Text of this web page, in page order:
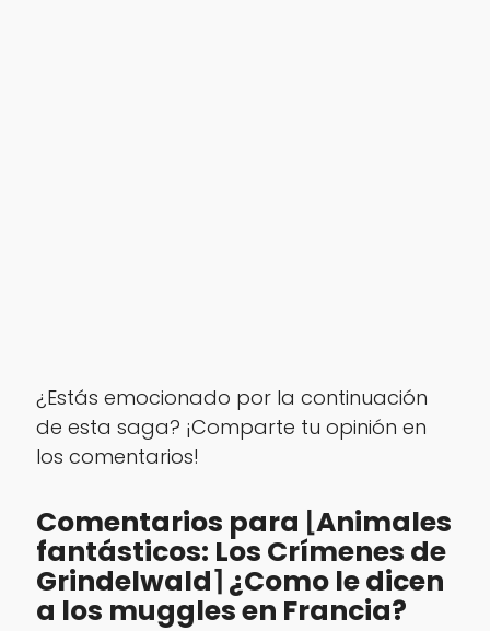
¿Estás emocionado por la continuación
de esta saga? ¡Comparte tu opinión en
los comentarios!
Comentarios para ⌊Animales
fantásticos: Los Crímenes de
Grindelwald⌉ ¿Como le dicen
a los muggles en Francia?